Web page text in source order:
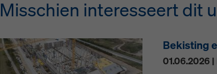
Misschien interesseert dit
Bekisting
01.06.2026 |